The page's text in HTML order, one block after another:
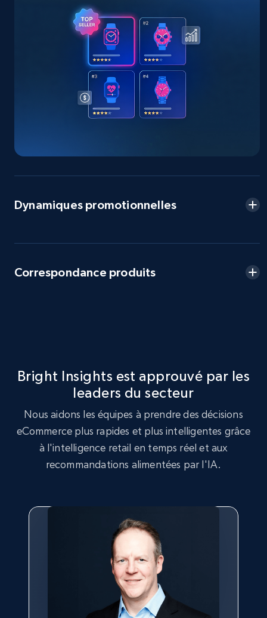
eBay - Gather data on products using
specified keywords
URL, Product id, Title, Seller name, Seller rating,
Seller reviews, Breadcrumbs, Root category, and
359+ Commencer
eBay - Collect products from shops on eBay
Seller reviews, Breadcrumbs, Root category, and
359+ Commencer
Google Shopping
URL, Product id, Title, Product description,
Google Shopping - collects products from
web using keywords
Dynamiques promotionnelles
Correspondance produits
Bright Insights est approuvé par les
leaders du secteur
Nous aidons les équipes à prendre des décisions
eCommerce plus rapides et plus intelligentes grâce
à l'intelligence retail en temps réel et aux
recommandations alimentées par l'IA.